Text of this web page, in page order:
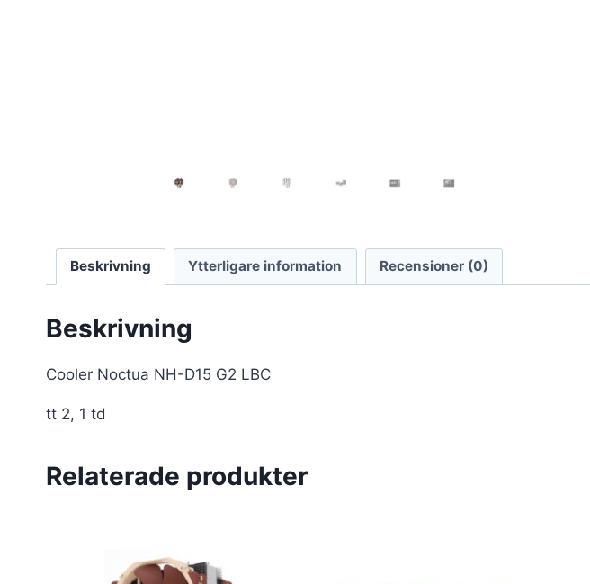
Beskrivning Ytterligare information Recensioner (0)
Beskrivning
Cooler Noctua NH-D15 G2 LBC
tt 2, 1 td
Relaterade produkter